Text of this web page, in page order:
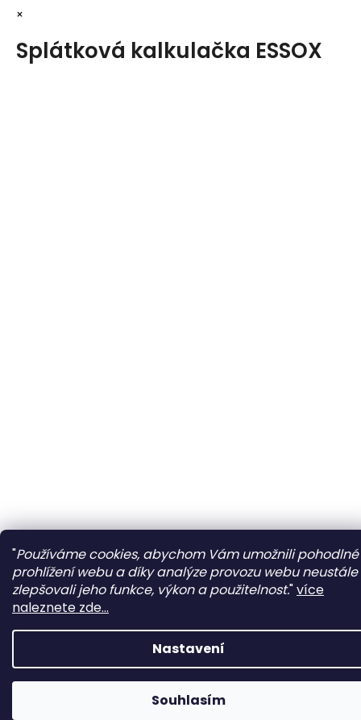
"Používáme cookies, abychom Vám umožnili pohodlné
prohlížení webu a díky analýze provozu webu neustále
zlepšovali jeho funkce, výkon a použitelnost."více
naleznete zde...
Nastavení
Souhlasím
×
Splátková kalkulačka ESSOX